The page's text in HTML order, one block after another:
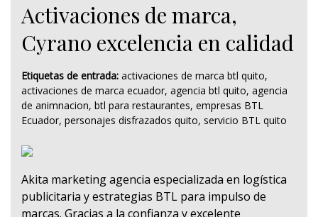
Activaciones de marca,
Cyrano excelencia en calidad
Etiquetas de entrada: activaciones de marca btl quito,
activaciones de marca ecuador, agencia btl quito, agencia
de animnacion, btl para restaurantes, empresas BTL
Ecuador, personajes disfrazados quito, servicio BTL quito
Akita marketing agencia especializada en logística
publicitaria y estrategias BTL para impulso de
marcas. Gracias a la confianza y excelente